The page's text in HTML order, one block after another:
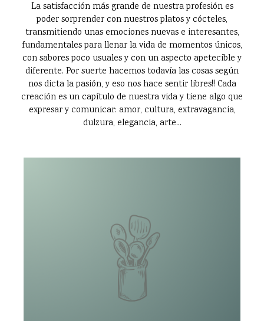
La satisfacción más grande de nuestra profesión es
poder sorprender con nuestros platos y cócteles,
transmitiendo unas emociones nuevas e interesantes,
fundamentales para llenar la vida de momentos únicos,
con sabores poco usuales y con un aspecto apetecible y
diferente. Por suerte hacemos todavía las cosas según
nos dicta la pasión, y eso nos hace sentir libres!! Cada
creación es un capítulo de nuestra vida y tiene algo que
expresar y comunicar: amor, cultura, extravagancia,
dulzura, elegancia, arte...